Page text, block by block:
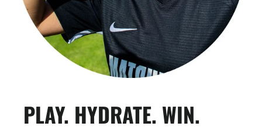
PLAY. HYDRATE. WIN.